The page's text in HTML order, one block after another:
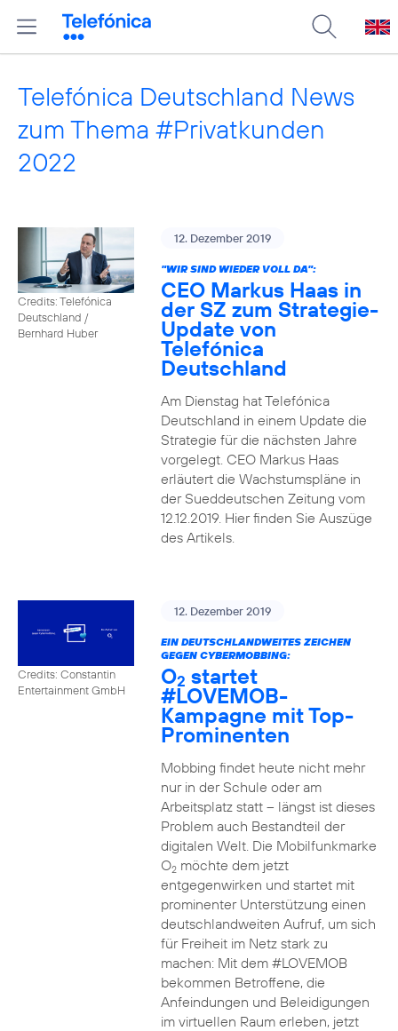
Telefónica Deutschland News
zum Thema #Privatkunden
2022
Credits: Telefónica
Deutschland /
Bernhard Huber
12. Dezember 2019
"WIR SIND WIEDER VOLL DA":
CEO Markus Haas in
der SZ zum Strategie-
Update von
Telefónica
Deutschland
Am Dienstag hat Telefónica
Deutschland in einem Update die
Strategie für die nächsten Jahre
vorgelegt. CEO Markus Haas
erläutert die Wachstumspläne in
der Sueddeutschen Zeitung vom
12.12.2019. Hier finden Sie Auszüge
des Artikels.
Credits: Constantin
Entertainment GmbH
12. Dezember 2019
EIN DEUTSCHLANDWEITES ZEICHEN
GEGEN CYBERMOBBING:
O2 startet
#LOVEMOB-
Kampagne mit Top-
Prominenten
Mobbing findet heute nicht mehr
nur in der Schule oder am
Arbeitsplatz statt – längst ist dieses
Problem auch Bestandteil der
digitalen Welt. Die Mobilfunkmarke
O2möchte dem jetzt
entgegenwirken und startet mit
prominenter Unterstützung einen
deutschlandweiten Aufruf, um sich
für Freiheit im Netz stark zu
machen: Mit dem #LOVEMOB
bekommen Betroffene, die
Anfeindungen und Beleidigungen
im virtuellen Raum erleben, jetzt